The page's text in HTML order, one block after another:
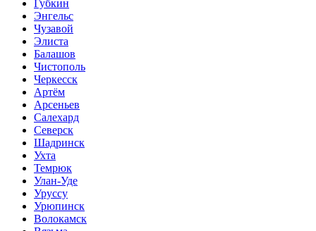
Губкин
Энгельс
Чузавой
Элиста
Балашов
Чистополь
Черкесск
Артём
Арсеньев
Салехард
Северск
Шадринск
Ухта
Темрюк
Улан-Уде
Уруссу
Урюпинск
Волокамск